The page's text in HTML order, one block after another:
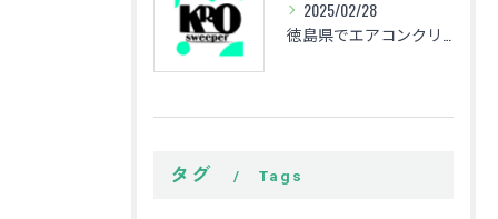
2025/02/28
タグ Tags